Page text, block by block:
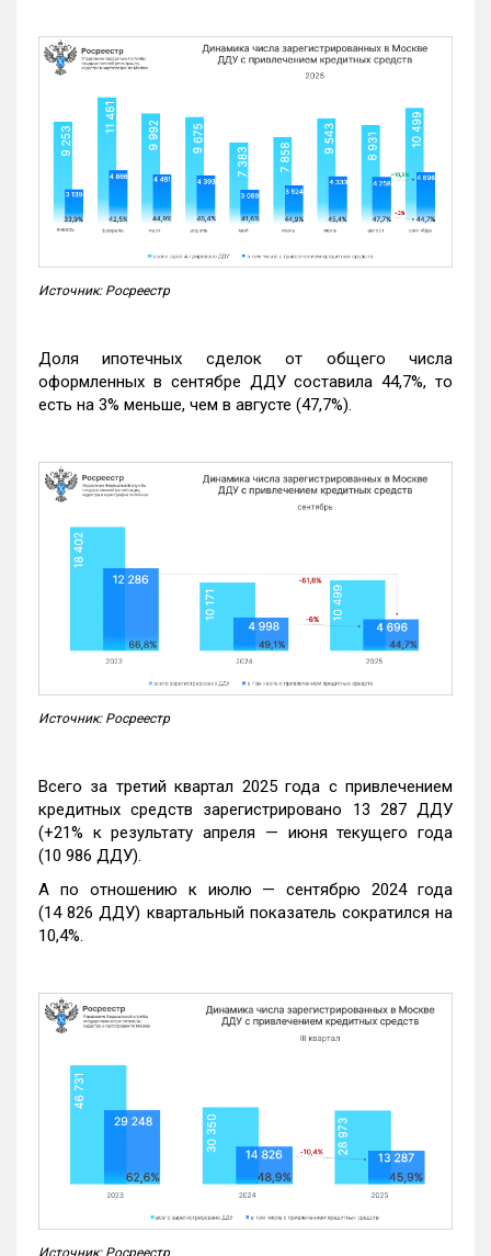
Источник: Росреестр
Доля ипотечных сделок от общего числа
оформленных в сентябре ДДУ составила 44,7%, то
есть на 3% меньше, чем в августе (47,7%).
Источник: Росреестр
Всего за третий квартал 2025 года с привлечением
кредитных средств зарегистрировано 13 287 ДДУ
(+21% к результату апреля — июня текущего года
(10 986 ДДУ).
А по отношению к июлю — сентябрю 2024 года
(14 826 ДДУ) квартальный показатель сократился на
10,4%.
Источник: Росреестр